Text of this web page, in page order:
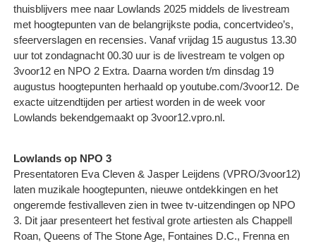
thuisblijvers mee naar Lowlands 2025 middels de livestream
met hoogtepunten van de belangrijkste podia, concertvideo’s,
sfeerverslagen en recensies. Vanaf vrijdag 15 augustus 13.30
uur tot zondagnacht 00.30 uur is de livestream te volgen op
3voor12 en NPO 2 Extra. Daarna worden t/m dinsdag 19
augustus hoogtepunten herhaald op youtube.com/3voor12. De
exacte uitzendtijden per artiest worden in de week voor
Lowlands bekendgemaakt op 3voor12.vpro.nl.
Lowlands op NPO 3
Presentatoren Eva Cleven & Jasper Leijdens (VPRO/3voor12)
laten muzikale hoogtepunten, nieuwe ontdekkingen en het
ongeremde festivalleven zien in twee tv-uitzendingen op NPO
3. Dit jaar presenteert het festival grote artiesten als Chappell
Roan, Queens of The Stone Age, Fontaines D.C., Frenna en